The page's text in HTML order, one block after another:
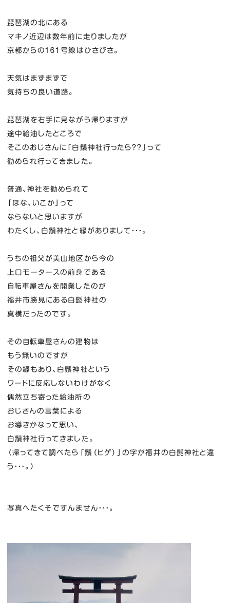
琵琶湖の北にある
マキノ近辺は数年前に走りましたが
京都からの１６１号線はひさびさ。
天気はまずまずで
気持ちの良い道路。
琵琶湖を右手に見ながら帰りますが
途中給油したところで
そこのおじさんに「白鬚神社行ったら？？」って
勧められ行ってきました。
普通、神社を勧められて
「ほな、いこか」って
ならないと思いますが
わたくし、白鬚神社と縁がありまして・・・。
うちの祖父が美山地区から今の
上口モータースの前身である
自転車屋さんを開業したのが
福井市勝見にある白髭神社の
真横だったのです。
その自転車屋さんの建物は
もう無いのですが
その縁もあり、白鬚神社という
ワードに反応しないわけがなく
偶然立ち寄った給油所の
おじさんの言葉による
お導きかなって思い、
白鬚神社行ってきました。
（帰ってきて調べたら「鬚（ヒゲ）」の字が福井の白髭神社と違
う・・・。）
写真へたくそですんません・・・。